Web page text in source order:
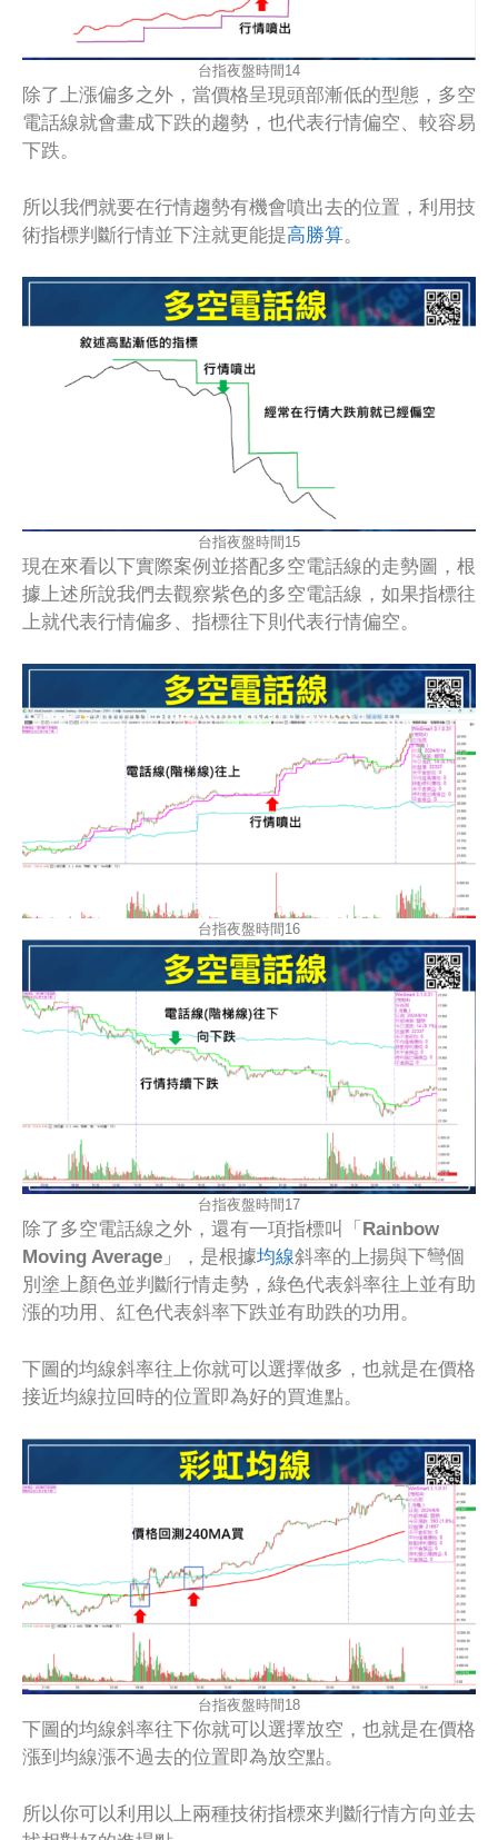
台指夜盤時間14
除了上漲偏多之外，當價格呈現頭部漸低的型態，多空
電話線就會畫成下跌的趨勢，也代表行情偏空、較容易
下跌。
所以我們就要在行情趨勢有機會噴出去的位置，利用技
術指標判斷行情並下注就更能提高勝算。
台指夜盤時間15
現在來看以下實際案例並搭配多空電話線的走勢圖，根
據上述所說我們去觀察紫色的多空電話線，如果指標往
上就代表行情偏多、指標往下則代表行情偏空。
台指夜盤時間16
台指夜盤時間17
除了多空電話線之外，還有一項指標叫「 Rainbow
Moving Average 」，是根據均線斜率的上揚與下彎個
別塗上顏色並判斷行情走勢，綠色代表斜率往上並有助
漲的功用、紅色代表斜率下跌並有助跌的功用。
下圖的均線斜率往上你就可以選擇做多，也就是在價格
接近均線拉回時的位置即為好的買進點。
台指夜盤時間18
下圖的均線斜率往下你就可以選擇放空，也就是在價格
漲到均線漲不過去的位置即為放空點。
所以你可以利用以上兩種技術指標來判斷行情方向並去